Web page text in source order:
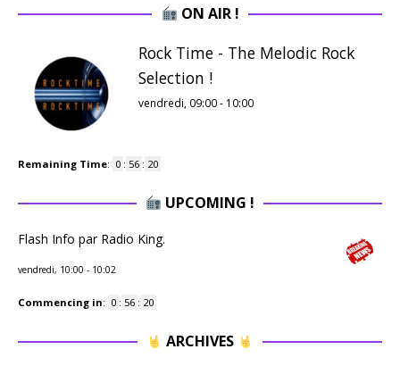
ON AIR !
Rock Time - The Melodic Rock
Selection !
vendredi, 09:00- 10:00
Remaining Time: 0 : 56 : 20
UPCOMING !
Flash Info par Radio King.
vendredi, 10:00 - 10:02
Commencing in: 0 : 56 : 20
ARCHIVES